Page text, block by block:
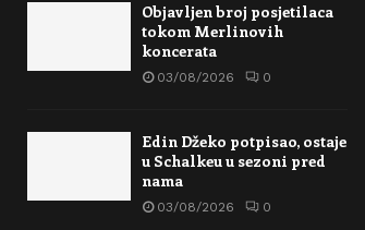
Objavljen broj posjetilaca
tokom Merlinovih
koncerata
03/08/2026 0
Edin Džeko potpisao, ostaje
u Schalkeu u sezoni pred
nama
03/08/2026 0